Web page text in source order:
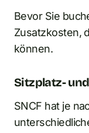
Bevor Sie
Zusatzkosten,
können.
Sitzplatz-
SNCF hat je